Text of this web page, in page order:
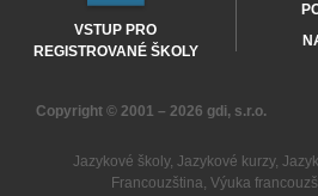
VSTUP PRO
REGISTROVANÉ ŠKOLY
Copyright © 2001 – 2026 gdi, s.r.o.
Jazykové školy, Jazykové kurzy,
Francouzština,Výuka